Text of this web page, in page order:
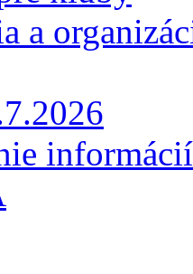
a
informácií